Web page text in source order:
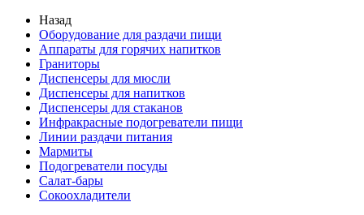
Назад
Оборудование для раздачи пищи
Аппараты для горячих напитков
Граниторы
Диспенсеры для мюсли
Диспенсеры для напитков
Диспенсеры для стаканов
Инфракрасные подогреватели пищи
Линии раздачи питания
Мармиты
Подогреватели посуды
Салат-бары
Сокоохладители